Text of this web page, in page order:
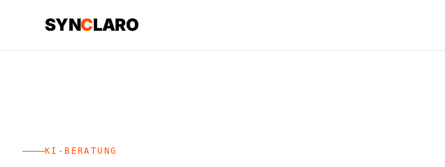
SYNCLARO
KI-BERATUNG